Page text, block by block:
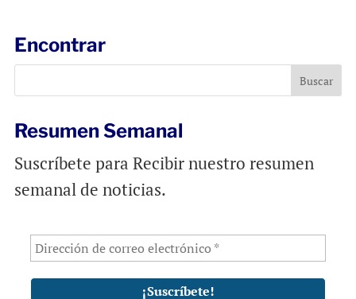
Encontrar
Resumen Semanal
Suscríbete para Recibir nuestro resumen
semanal de noticias.